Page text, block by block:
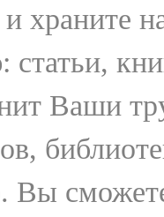
и храните
статьи,
Ваши
Вы